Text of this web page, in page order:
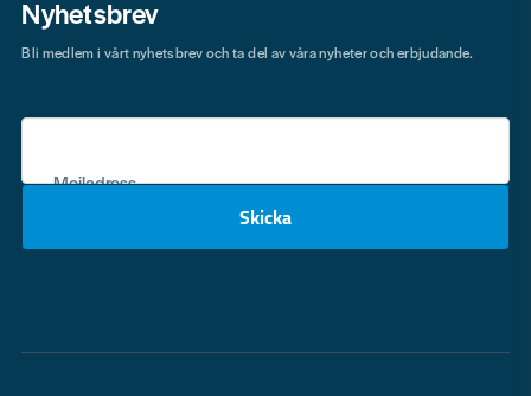
Nyhetsbrev
Mejladress
Skicka
Bli medlem i vårt nyhetsbrev och ta del av våra nyheter och erbjudande.